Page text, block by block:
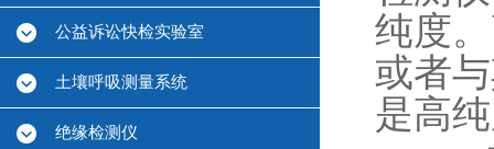
公益诉讼快检实验室
土壤呼吸测量系统
绝缘检测仪
纯度
或者
是高